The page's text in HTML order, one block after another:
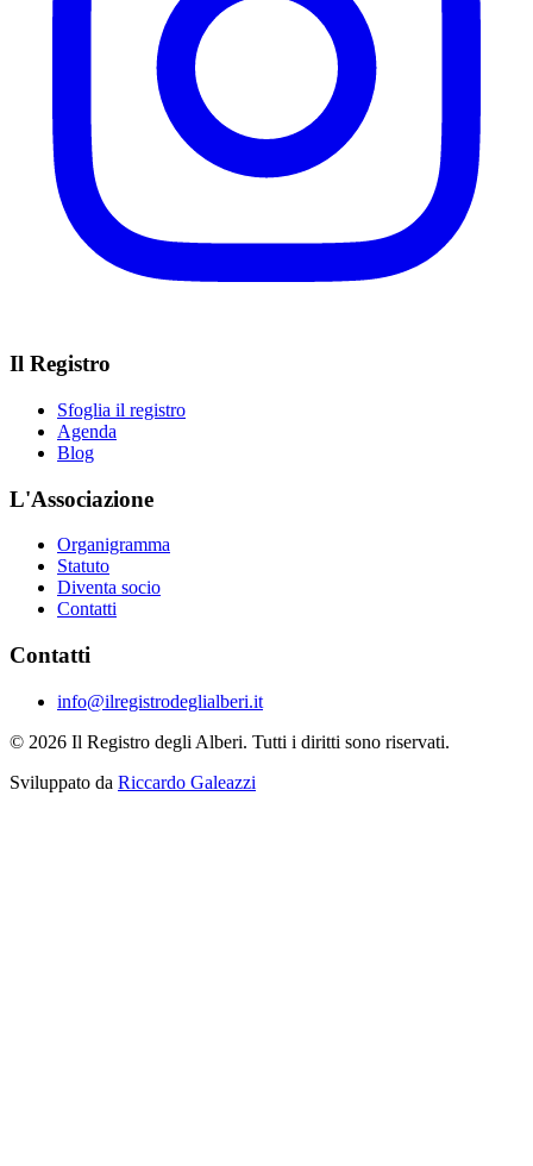
Il Registro
Sfoglia il registro
Agenda
Blog
L'Associazione
Organigramma
Statuto
Diventa socio
Contatti
Contatti
info@ilregistrodeglialberi.it
© 2026 Il Registro degli Alberi. Tutti i diritti sono riservati.
Sviluppato da Riccardo Galeazzi